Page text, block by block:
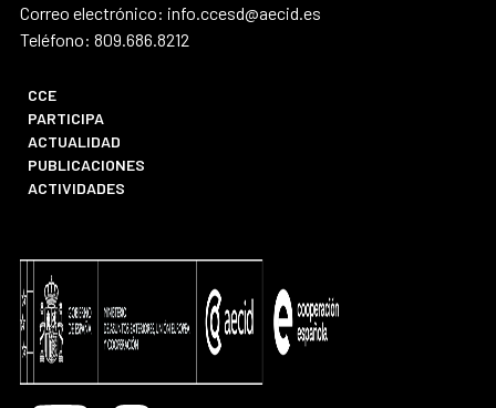
Correo electrónico: info.ccesd@aecid.es
Teléfono: 809.686.8212
CCE
PARTICIPA
ACTUALIDAD
PUBLICACIONES
ACTIVIDADES